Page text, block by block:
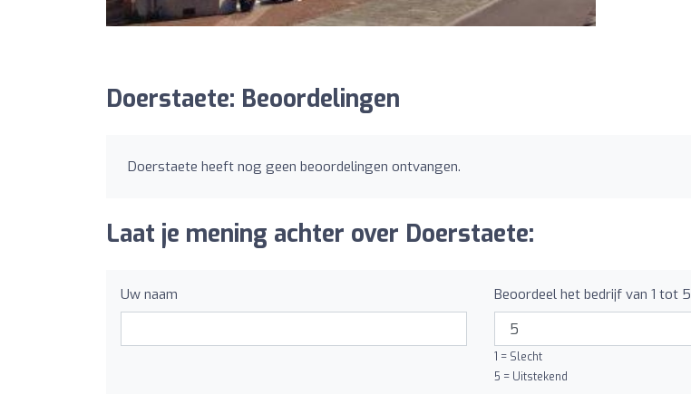
Doerstaete: Beoordelingen
Doerstaete heeft nog geen beoordelingen ontvangen.
Laat je mening achter over Doerstaete:
Uw naam Beoordeel het bedrijf van 1 tot 5
1 = Slecht
5 = Uitstekend